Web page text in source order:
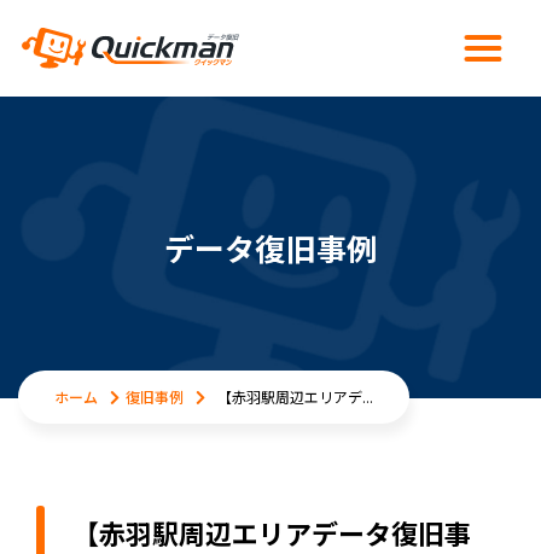
データ復旧事例
ホーム 復旧事例 【赤羽駅周辺エリアデ...
【赤羽駅周辺エリアデータ復旧事